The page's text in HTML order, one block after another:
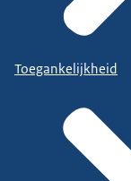
Toegankelijkheid